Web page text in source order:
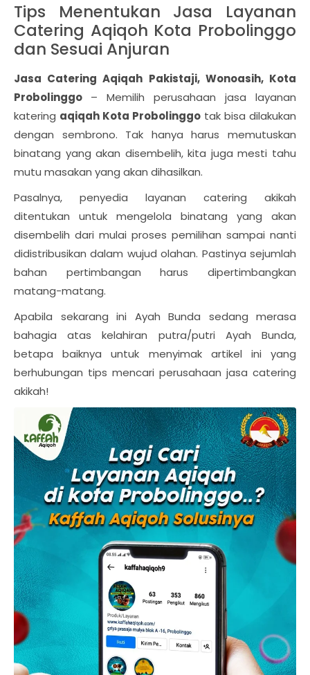
Tips Menentukan Jasa Layanan
Catering Aqiqoh Kota Probolinggo
dan Sesuai Anjuran
Jasa Catering Aqiqah Pakistaji, Wonoasih, Kota
Probolinggo – Memilih perusahaan jasa layanan
katering aqiqah Kota Probolinggo tak bisa dilakukan
dengan sembrono. Tak hanya harus memutuskan
binatang yang akan disembelih, kita juga mesti tahu
mutu masakan yang akan dihasilkan.
Pasalnya, penyedia layanan catering akikah
ditentukan untuk mengelola binatang yang akan
disembelih dari mulai proses pemilihan sampai nanti
didistribusikan dalam wujud olahan. Pastinya sejumlah
bahan pertimbangan harus dipertimbangkan
matang-matang.
Apabila sekarang ini Ayah Bunda sedang merasa
bahagia atas kelahiran putra/putri Ayah Bunda,
betapa baiknya untuk menyimak artikel ini yang
berhubungan tips mencari perusahaan jasa catering
akikah!